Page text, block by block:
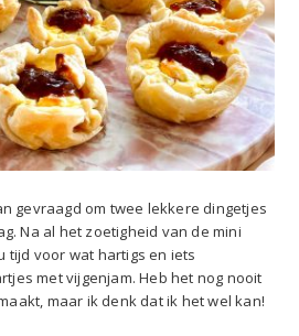
gevraagd om twee lekkere dingetjes
Na al het zoetigheid van de mini
tijd voor wat hartigs en iets
met vijgenjam. Heb het nog nooit
maar ik denk dat ik het wel kan!